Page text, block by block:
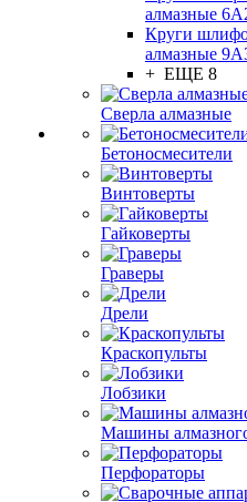
алмазные
Круги
алмазные
+ ЕЩЕ 8
Сверла алмазные
Бетоносмесители
Винтоверты
Гайковерты
Граверы
Дрели
Краскопульты
Лобзики
Машины
Перфораторы